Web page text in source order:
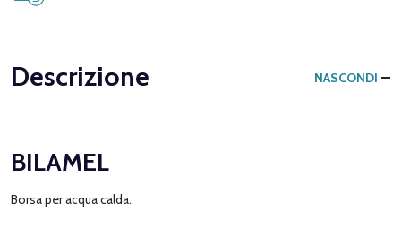
Descrizione NASCONDI
BILAMEL
Borsa per acqua calda.